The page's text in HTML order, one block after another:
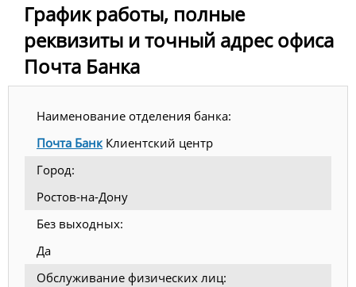
График работы, полные
реквизиты и точный адрес офиса
Почта Банка
Наименование отделения банка:
Почта БанкКлиентский центр
Город:
Ростов-на-Дону
Без выходных:
Да
Обслуживание физических лиц: